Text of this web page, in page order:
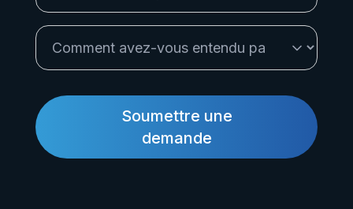
Soumettre une
demande